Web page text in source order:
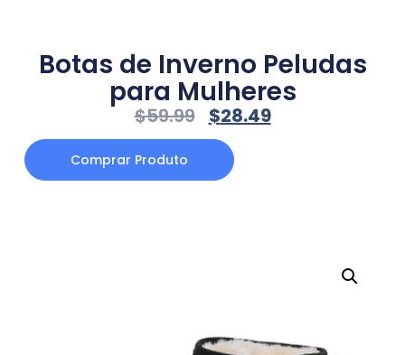
Botas de Inverno Peludas
para Mulheres
$59.99 $28.49
Comprar Produto